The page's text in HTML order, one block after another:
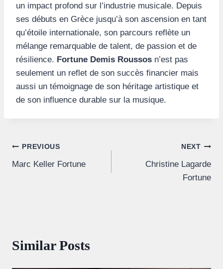
un impact profond sur l’industrie musicale. Depuis
ses débuts en Grèce jusqu’à son ascension en tant
qu’étoile internationale, son parcours reflète un
mélange remarquable de talent, de passion et de
résilience. Fortune Demis Roussos n’est pas
seulement un reflet de son succès financier mais
aussi un témoignage de son héritage artistique et
de son influence durable sur la musique.
Post
navigation
PREVIOUS
Marc Keller Fortune
NEXT
Christine Lagarde
Fortune
Similar Posts